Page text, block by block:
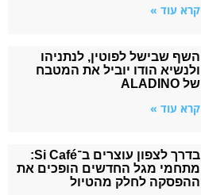
קרא עוד »
השף שבישל לפוטין, לנתניהו
ולנשיא הודו יוביל את המטבח
של ALADINO
קרא עוד »
בדרך לצפון עוצרים ב־Si Café:
מתחמי מגל החדשים הופכים את
ההפסקה לחלק מהטיול